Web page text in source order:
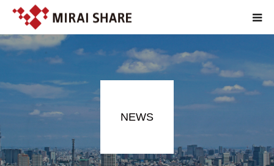
NEWS
NEWS
TECHNOLOGY
SERVICE
REPORT